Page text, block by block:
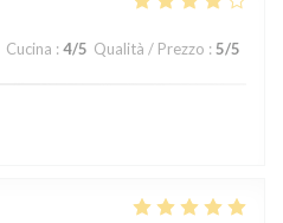
Cucina : 4/5 Qualità / Prezzo : 5/5